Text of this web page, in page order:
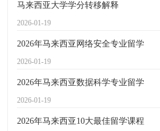
马来西亚大学学分转移解释
2026-01-19
2026年马来西亚网络安全专业留学
2026-01-19
2026年马来西亚数据科学专业留学
2026-01-19
2026年马来西亚10大最佳留学课程